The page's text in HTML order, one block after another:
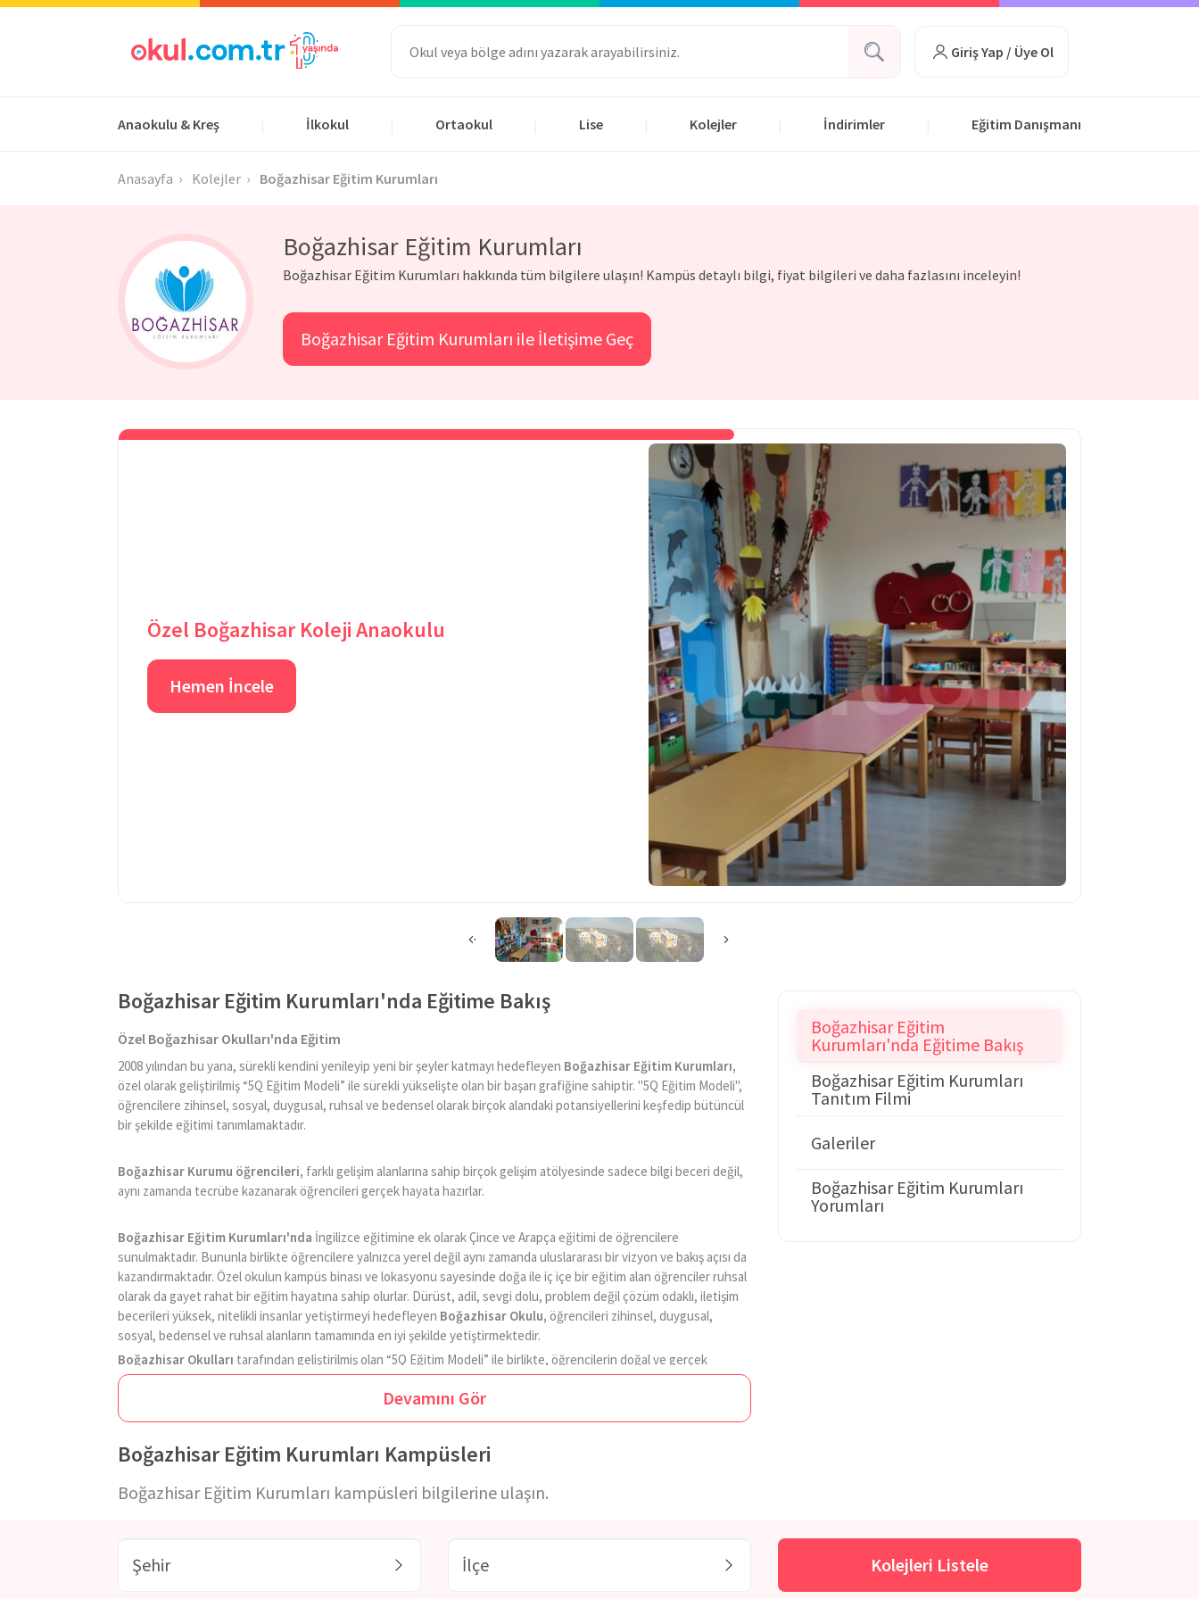
Giriş Yap / Üye Ol
Anaokulu & Kreş İlkokul Ortaokul Lise Kolejler İndirimler Eğitim Danışmanı
Anasayfa Kolejler Boğazhisar Eğitim Kurumları
Boğazhisar Eğitim Kurumları
Boğazhisar Eğitim Kurumları hakkında tüm bilgilere ulaşın! Kampüs detaylı bilgi, fiyat bilgileri ve daha fazlasını inceleyin!
Boğazhisar Eğitim Kurumları ile İletişime Geç
Özel Boğazhisar Koleji Anaokulu
Hemen İncele
Boğazhisar Eğitim Kurumları'nda Eğitime Bakış
Özel Boğazhisar Okulları'nda Eğitim
2008 yılından bu yana, sürekli kendini yenileyip yeni bir şeyler katmayı hedefleyen Boğazhisar Eğitim Kurumları,
özel olarak geliştirilmiş “5Q Eğitim Modeli” ile sürekli yükselişte olan bir başarı grafiğine sahiptir. "5Q Eğitim Modeli",
öğrencilere zihinsel, sosyal, duygusal, ruhsal ve bedensel olarak birçok alandaki potansiyellerini keşfedip bütüncül
bir şekilde eğitimi tanımlamaktadır.
Boğazhisar Kurumu öğrencileri, farklı gelişim alanlarına sahip birçok gelişim atölyesinde sadece bilgi beceri değil,
aynı zamanda tecrübe kazanarak öğrencileri gerçek hayata hazırlar.
Boğazhisar Eğitim Kurumları'nda İngilizce eğitimine ek olarak Çince ve Arapça eğitimi de öğrencilere
sunulmaktadır. Bununla birlikte öğrencilere yalnızca yerel değil aynı zamanda uluslararası bir vizyon ve bakış açısı da
kazandırmaktadır. Özel okulun kampüs binası ve lokasyonu sayesinde doğa ile iç içe bir eğitim alan öğrenciler ruhsal
olarak da gayet rahat bir eğitim hayatına sahip olurlar. Dürüst, adil, sevgi dolu, problem değil çözüm odaklı, iletişim
becerileri yüksek, nitelikli insanlar yetiştirmeyi hedefleyen Boğazhisar Okulu, öğrencileri zihinsel, duygusal,
sosyal, bedensel ve ruhsal alanların tamamında en iyi şekilde yetiştirmektedir.
Boğazhisar Okulları tarafından geliştirilmiş olan “5Q Eğitim Modeli” ile birlikte, öğrencilerin doğal ve gerçek
yaşamla birlikte güçlü bir iletişim kurmalarını hedeflemiştir. Bu amaç içerisinde, atölyeler ve kampüs çevresindeki
doğal yaşam alanını çok güzel bir şekilde değerlendirmektedir. Bu doğrultuda, öğrenciler araştırır ve keşfeder,
deneyimler, eğlenirken öğrenirler, özgüvenleri artar, çevreye uyumlu birer birey olurlar. Doğayla temas, fiziksel
Okul konsepti olarak çocuklara birçok imkan sunan Boğazhisar Eğitim Kurumu;
Doğada Yürüyüş
Tırmanma ve Denge
Kamp
Devamını Gör
Boğazhisar Eğitim
Kurumları'nda Eğitime Bakış
Boğazhisar Eğitim Kurumları
Tanıtım Filmi
Galeriler
Boğazhisar Eğitim Kurumları
Yorumları
Boğazhisar Eğitim Kurumları Kampüsleri
Boğazhisar Eğitim Kurumları kampüsleri bilgilerine ulaşın.
Kolejleri Listele